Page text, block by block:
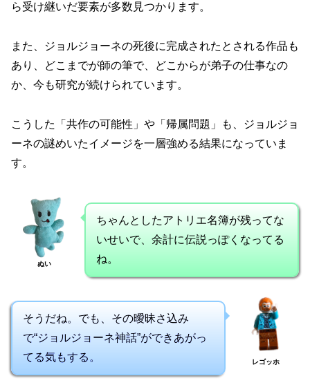
ら受け継いだ要素が多数見つかります。
また、ジョルジョーネの死後に完成されたとされる作品も
あり、どこまでが師の筆で、どこからが弟子の仕事なの
か、今も研究が続けられています。
こうした「共作の可能性」や「帰属問題」も、ジョルジョ
ーネの謎めいたイメージを一層強める結果になっていま
す。
ぬい
ちゃんとしたアトリエ名簿が残ってな
いせいで、余計に伝説っぽくなってる
ね。
そうだね。でも、その曖昧さ込み
で“ジョルジョーネ神話”ができあがっ
てる気もする。
レゴッホ